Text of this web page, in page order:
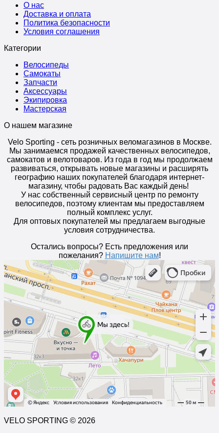
О нас
Доставка и оплата
Политика безопасности
Условия соглашения
Категории
Велосипеды
Самокаты
Запчасти
Аксессуары
Экипировка
Мастерская
О нашем магазине
Velo Sporting - сеть розничных веломагазинов в Москве.
Мы занимаемся продажей качественных велосипедов,
самокатов и велотоваров. Из года в год мы продолжаем
развиваться, открывать новые магазины и расширять
географию наших покупателей благодаря интернет-
магазину, чтобы радовать Вас каждый день!
У нас собственный сервисный центр по ремонту
велосипедов, поэтому клиентам мы предоставляем
полный комплекс услуг.
Для оптовых покупателей мы предлагаем выгодные
условия сотрудничества.
Остались вопросы? Есть предложения или
пожелания? Напишите нам!
VELO SPORTING © 2026